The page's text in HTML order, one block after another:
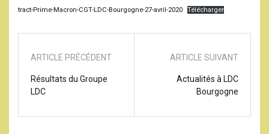
tract-Prime-Macron-CGT-LDC-Bourgogne-27-avril-2020 Télécharger
ARTICLE PRÉCÉDENT
Résultats du Groupe
LDC
ARTICLE SUIVANT
Actualités à LDC
Bourgogne